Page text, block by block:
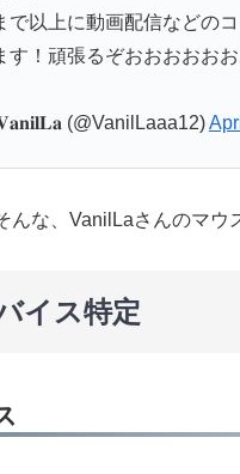
で以上に動画配信などの
す！頑張るぞおおおおお
(@VanilLaaa12)
んな、VanilLaさんのマウ
イス特定